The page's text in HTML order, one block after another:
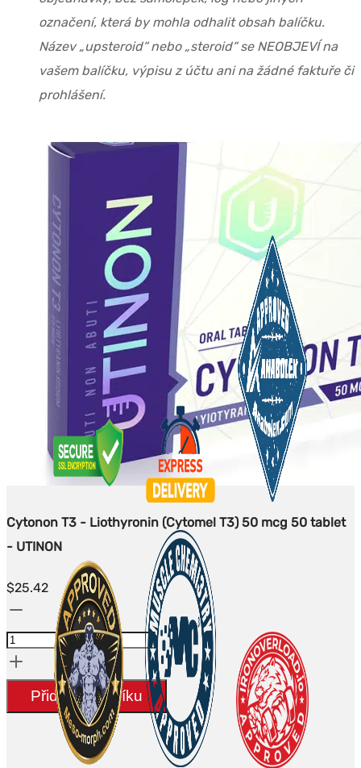
označení, která by mohla odhalit obsah balíčku.
Název „upsteroid“ nebo „steroid“ se NEOBJEVÍ na
vašem balíčku, výpisu z účtu ani na žádné faktuře či
prohlášení.
Cytonon T3 - Liothyronin (Cytomel T3) 50 mcg 50 tablet
- UTINON
$25.42
Množství
Cytonon
-
Liothyronine
(Cytomel
Přidat do košíku